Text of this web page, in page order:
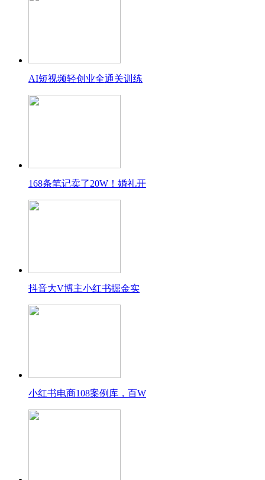
AI短视频轻创业全通关训练
168条笔记卖了20W！婚礼开
抖音大V博主小红书掘金实
小红书电商108案例库，百W